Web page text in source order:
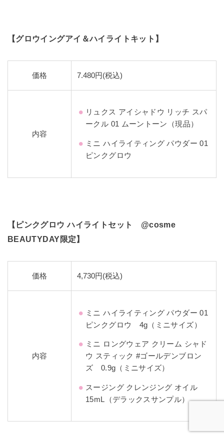
【グロウイングアイ＆ハイライトキット】
価格 7.480円(税込)
内容
リュクス アイシャドウ リッチ スパ
ークル 01 ムーントーン（現品）
ミニ ハイライティング パウダー 01
ピンクグロウ
【ピンクグロウ ハイライトセット @cosme
BEAUTYDAY限定】
価格 4,730円(税込)
内容
ミニ ハイライティング パウダー 01
ピンクグロウ 4g（ミニサイズ）
ミニ ロングウェア クリーム シャド
ウ スティック #ゴールデンブロン
ズ 0.9g（ミニサイズ）
スージング クレンジング オイル
15mL（デラックスサンプル）